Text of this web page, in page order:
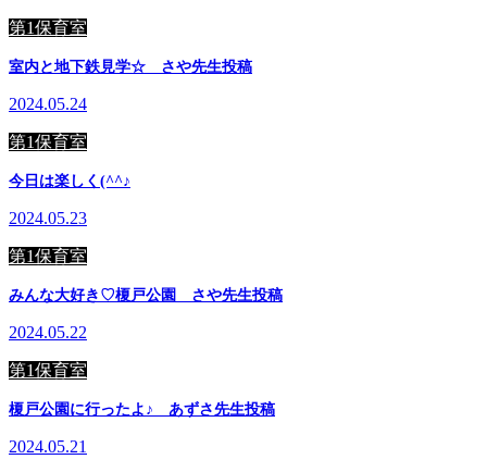
第1保育室
室内と地下鉄見学☆ さや先生投稿
2024.05.24
第1保育室
今日は楽しく(^^♪
2024.05.23
第1保育室
みんな大好き♡榎戸公園 さや先生投稿
2024.05.22
第1保育室
榎戸公園に行ったよ♪ あずさ先生投稿
2024.05.21